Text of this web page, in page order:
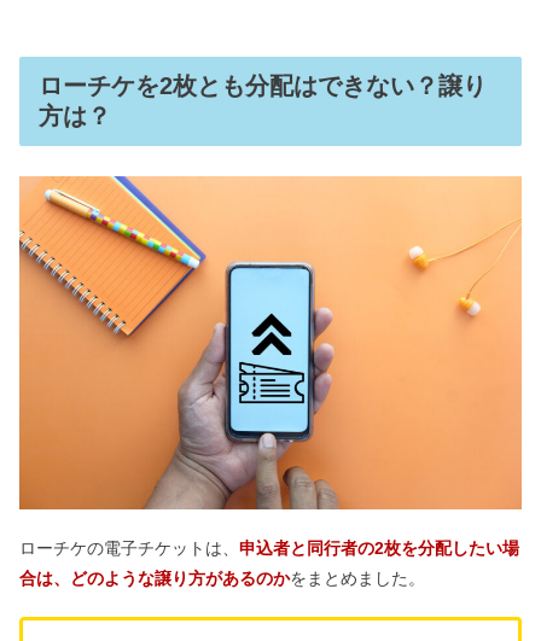
ローチケを2枚とも分配はできない？譲り
方は？
ローチケの電子チケットは、 申込者と同行者の2枚を分配したい場
合は、どのような譲り方があるのかをまとめました。